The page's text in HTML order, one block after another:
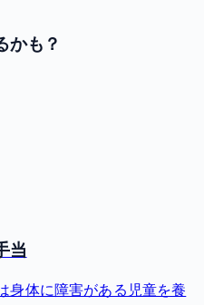
かも？
当
身体に障害がある児童を養